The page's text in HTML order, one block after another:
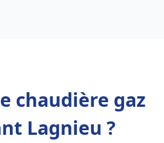
chaudière gaz
Lagnieu ?